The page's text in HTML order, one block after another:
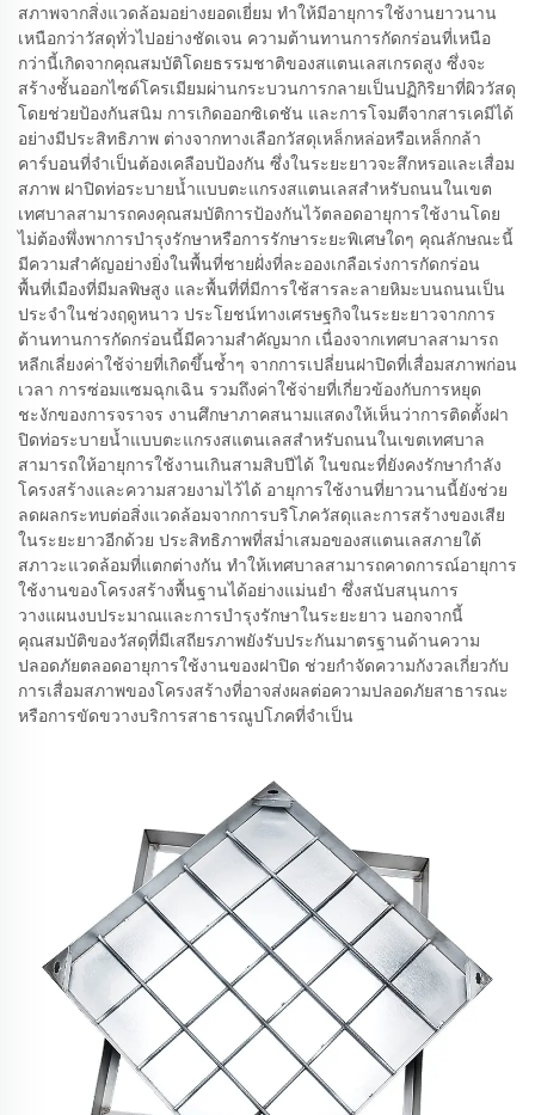
สภาพจากสิ่งแวดล้อมอย่างยอดเยี่ยม ทำให้มีอายุการใช้งานยาวนาน
เหนือกว่าวัสดุทั่วไปอย่างชัดเจน ความต้านทานการกัดกร่อนที่เหนือ
กว่านี้เกิดจากคุณสมบัติโดยธรรมชาติของสแตนเลสเกรดสูง ซึ่งจะ
สร้างชั้นออกไซด์โครเมียมผ่านกระบวนการกลายเป็นปฏิกิริยาที่ผิววัสดุ
โดยช่วยป้องกันสนิม การเกิดออกซิเดชัน และการโจมตีจากสารเคมีได้
อย่างมีประสิทธิภาพ ต่างจากทางเลือกวัสดุเหล็กหล่อหรือเหล็กกล้า
คาร์บอนที่จำเป็นต้องเคลือบป้องกัน ซึ่งในระยะยาวจะสึกหรอและเสื่อม
สภาพ ฝาปิดท่อระบายน้ำแบบตะแกรงสแตนเลสสำหรับถนนในเขต
เทศบาลสามารถคงคุณสมบัติการป้องกันไว้ตลอดอายุการใช้งานโดย
ไม่ต้องพึ่งพาการบำรุงรักษาหรือการรักษาระยะพิเศษใดๆ คุณลักษณะนี้
มีความสำคัญอย่างยิ่งในพื้นที่ชายฝั่งที่ละอองเกลือเร่งการกัดกร่อน
พื้นที่เมืองที่มีมลพิษสูง และพื้นที่ที่มีการใช้สารละลายหิมะบนถนนเป็น
ประจำในช่วงฤดูหนาว ประโยชน์ทางเศรษฐกิจในระยะยาวจากการ
ต้านทานการกัดกร่อนนี้มีความสำคัญมาก เนื่องจากเทศบาลสามารถ
หลีกเลี่ยงค่าใช้จ่ายที่เกิดขึ้นซ้ำๆ จากการเปลี่ยนฝาปิดที่เสื่อมสภาพก่อน
เวลา การซ่อมแซมฉุกเฉิน รวมถึงค่าใช้จ่ายที่เกี่ยวข้องกับการหยุด
ชะงักของการจราจร งานศึกษาภาคสนามแสดงให้เห็นว่าการติดตั้งฝา
ปิดท่อระบายน้ำแบบตะแกรงสแตนเลสสำหรับถนนในเขตเทศบาล
สามารถให้อายุการใช้งานเกินสามสิบปีได้ ในขณะที่ยังคงรักษากำลัง
โครงสร้างและความสวยงามไว้ได้ อายุการใช้งานที่ยาวนานนี้ยังช่วย
ลดผลกระทบต่อสิ่งแวดล้อมจากการบริโภควัสดุและการสร้างของเสีย
ในระยะยาวอีกด้วย ประสิทธิภาพที่สม่ำเสมอของสแตนเลสภายใต้
สภาวะแวดล้อมที่แตกต่างกัน ทำให้เทศบาลสามารถคาดการณ์อายุการ
ใช้งานของโครงสร้างพื้นฐานได้อย่างแม่นยำ ซึ่งสนับสนุนการ
วางแผนงบประมาณและการบำรุงรักษาในระยะยาว นอกจากนี้
คุณสมบัติของวัสดุที่มีเสถียรภาพยังรับประกันมาตรฐานด้านความ
ปลอดภัยตลอดอายุการใช้งานของฝาปิด ช่วยกำจัดความกังวลเกี่ยวกับ
การเสื่อมสภาพของโครงสร้างที่อาจส่งผลต่อความปลอดภัยสาธารณะ
หรือการขัดขวางบริการสาธารณูปโภคที่จำเป็น